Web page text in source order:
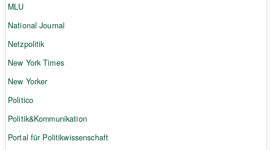
MLU
National Journal
Netzpolitik
New York Times
New Yorker
Politico
Politik&Kommunikation
Portal für Politikwissenschaft